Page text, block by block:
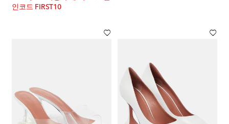
인코드 FIRST10